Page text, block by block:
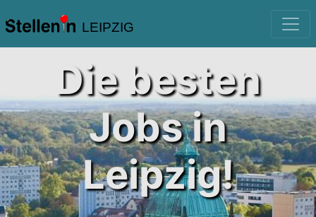
LEIPZIG
Die besten
Jobs in
Leipzig!